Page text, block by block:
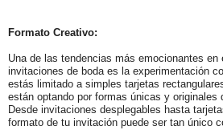
Formato Creativo:
Una de las tendencias más emocionantes en
invitaciones de boda es la experimentación
estás limitado a simples tarjetas
están optando por formas únicas y originales
Desde invitaciones desplegables hasta
formato de tu invitación puede ser tan único